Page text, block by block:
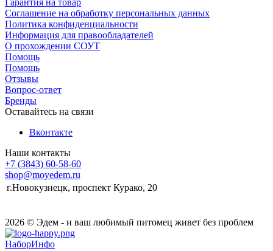
Соглашение на обработку персональных данных
Политика конфиденциальности
Информация для правообладателей
О прохождении СОУТ
Помощь
Помощь
Отзывы
Вопрос-ответ
Бренды
Оставайтесь на связи
Вконтакте
Наши контакты
+7 (3843) 60-58-60
shop@moyedem.ru
г.Новокузнецк, проспект Курако, 20
2026 © Эдем - и ваш любимый питомец живет без проблем
НаборИнфо